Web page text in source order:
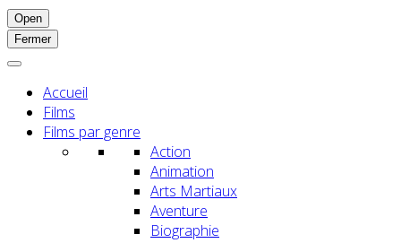
Open
Fermer
Accueil
Films
Films par genre
Action
Animation
Arts Martiaux
Aventure
Biographie